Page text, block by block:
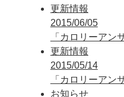
更新情報
2015/06/05
「カロリーアン
更新情報
2015/05/14
「カロリーアン
お知らせ